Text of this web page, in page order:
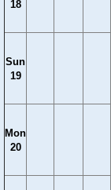
18
Sun
19
Mon
20